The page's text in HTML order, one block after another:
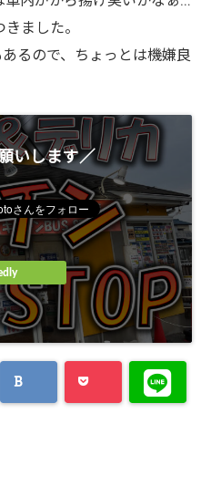
ました。
るので、ちょっとは機嫌良
いします／